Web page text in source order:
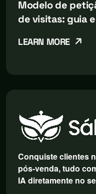
Modelo de
de visitas: guia
LEARN MORE
Conquiste clientes
pós-venda, tudo
IA diretamente no